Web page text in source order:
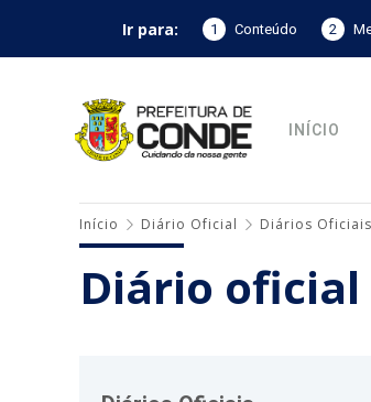
Ir para: 1 Conteúdo 2
INÍCIO
Início Diário Oficial Diários
Diário oficial